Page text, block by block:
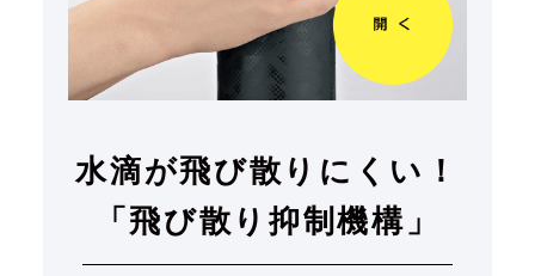
水滴が飛び散りにくい！
「飛び散り抑制機構」